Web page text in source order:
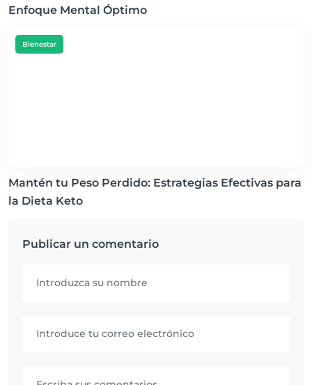
Enfoque Mental Óptimo
Bienestar
Mantén tu Peso Perdido: Estrategias Efectivas para
la Dieta Keto
Publicar un comentario